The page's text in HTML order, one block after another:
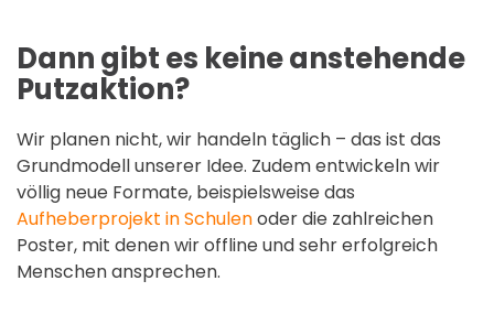
Dann gibt es keine anstehende
Putzaktion?
Wir planen nicht, wir handeln täglich – das ist das
Grundmodell unserer Idee. Zudem entwickeln wir
völlig neue Formate, beispielsweise das
Aufheberprojekt in Schulenoder die zahlreichen
Poster, mit denen wir offline und sehr erfolgreich
Menschen ansprechen.